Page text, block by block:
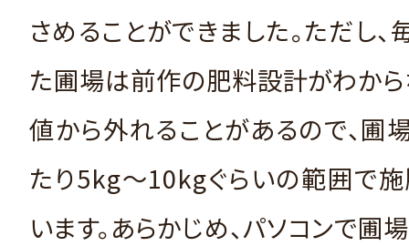
さめることができました。ただし、
た圃場は前作の肥料設計がわか
値から外れることがあるので、圃
たり5kg～10kgぐらいの範囲で
います。あらかじめ、パソコンで圃